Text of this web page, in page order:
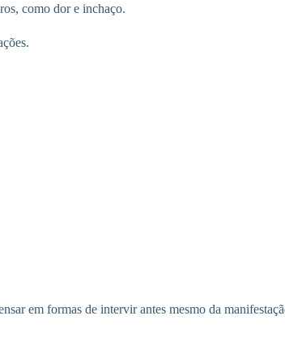
como dor e inchaço.
em formas de intervir antes mesmo da